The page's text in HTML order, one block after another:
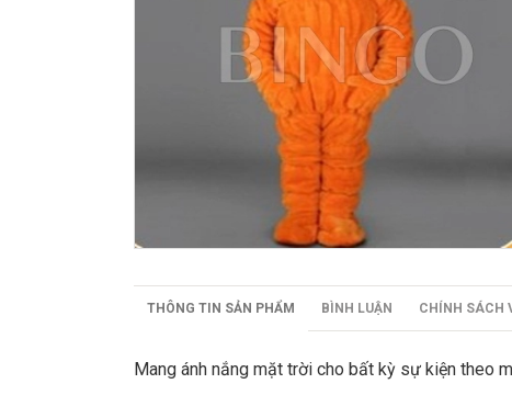
THÔNG TIN SẢN PHẨM BÌNH LUẬN CHÍNH SÁCH
Mang ánh nắng mặt trời cho bất kỳ sự kiện theo